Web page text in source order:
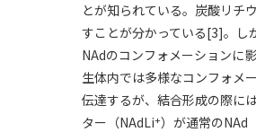
とが知られている。炭酸リチ
すことが分かっている[3]。し
NAdのコンフォメーションに
生体内では多様なコンフォメ
伝達するが、結合形成の際に
ター（NAdLi+）が通常のNAd
イベントカレンダー